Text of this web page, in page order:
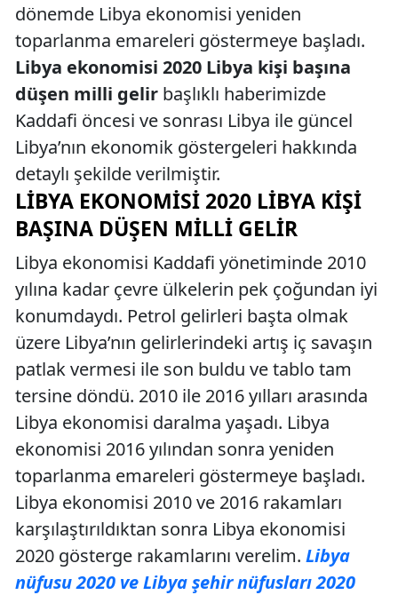
dönemde Libya ekonomisi yeniden
toparlanma emareleri göstermeye başladı.
Libya ekonomisi 2020 Libya kişi başına
düşen milli gelir başlıklı haberimizde
Kaddafi öncesi ve sonrası Libya ile güncel
Libya’nın ekonomik göstergeleri hakkında
detaylı şekilde verilmiştir.
LIBYA EKONOMISI 2020 LIBYA KIŞI
BAŞINA DÜŞEN MILLI GELIR
Libya ekonomisi Kaddafi yönetiminde 2010
yılına kadar çevre ülkelerin pek çoğundan iyi
konumdaydı. Petrol gelirleri başta olmak
üzere Libya’nın gelirlerindeki artış iç savaşın
patlak vermesi ile son buldu ve tablo tam
tersine döndü. 2010 ile 2016 yılları arasında
Libya ekonomisi daralma yaşadı. Libya
ekonomisi 2016 yılından sonra yeniden
toparlanma emareleri göstermeye başladı.
Libya ekonomisi 2010 ve 2016 rakamları
karşılaştırıldıktan sonra Libya ekonomisi
2020 gösterge rakamlarını verelim. Libya
nüfusu 2020 ve Libya şehir nüfusları 2020